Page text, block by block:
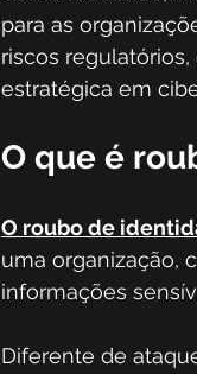
para as
riscos
estratégica em
O que é
O roubo de
uma organização,
informações
Diferente de